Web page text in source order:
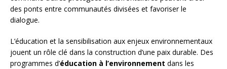
des ponts entre communautés divisées et favoriser le
dialogue.
L’éducation et la sensibilisation aux enjeux environnementaux
jouent un rôle clé dans la construction d’une paix durable. Des
programmes d’éducation à l’environnement dans les